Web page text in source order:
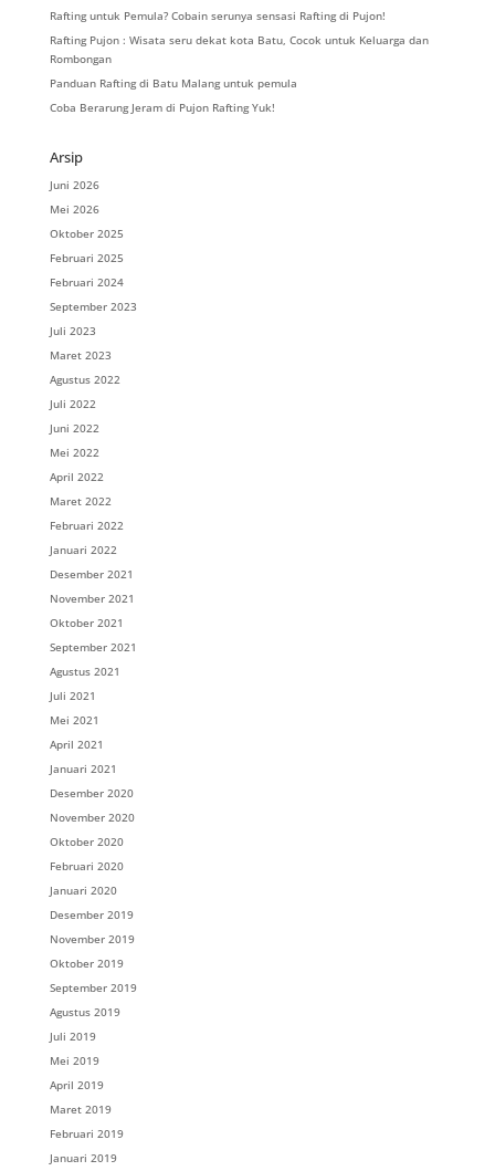
Rafting untuk Pemula? Cobain serunya sensasi Rafting di Pujon!
Rafting Pujon : Wisata seru dekat kota Batu, Cocok untuk Keluarga dan
Rombongan
Panduan Rafting di Batu Malang untuk pemula
Coba Berarung Jeram di Pujon Rafting Yuk!
Arsip
Juni 2026
Mei 2026
Oktober 2025
Februari 2025
Februari 2024
September 2023
Juli 2023
Maret 2023
Agustus 2022
Juli 2022
Juni 2022
Mei 2022
April 2022
Maret 2022
Februari 2022
Januari 2022
Desember 2021
November 2021
Oktober 2021
September 2021
Agustus 2021
Juli 2021
Mei 2021
April 2021
Januari 2021
Desember 2020
November 2020
Oktober 2020
Februari 2020
Januari 2020
Desember 2019
November 2019
Oktober 2019
September 2019
Agustus 2019
Juli 2019
Mei 2019
April 2019
Maret 2019
Februari 2019
Januari 2019